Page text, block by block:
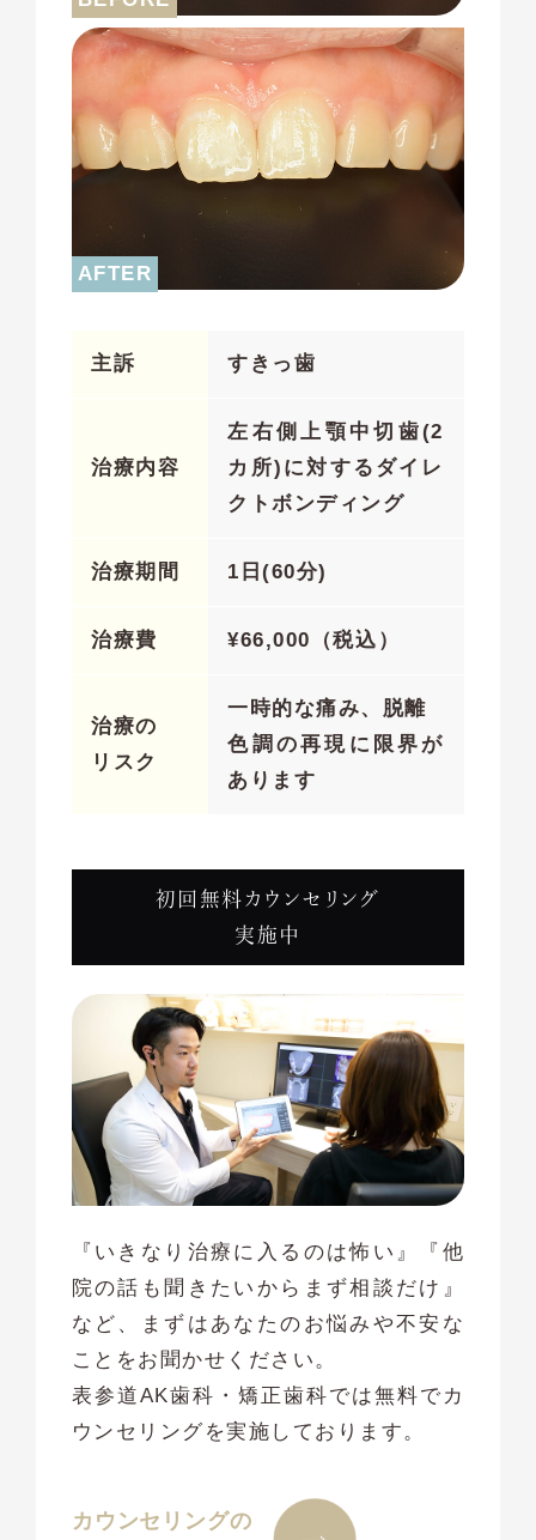
主訴 すきっ歯
治療内容
左右側上顎中切歯(2
カ所)に対するダイレ
クトボンディング
治療期間 1日(60分)
治療費 ¥66,000（税込）
治療の
リスク
一時的な痛み、脱離
色調の再現に限界が
あります
初回無料カウンセリング
実施中
『いきなり治療に入るのは怖い』『他
院の話も聞きたいからまず相談だけ』
など、まずはあなたのお悩みや不安な
ことをお聞かせください。
表参道AK歯科・矯正歯科では無料でカ
ウンセリングを実施しております。
カウンセリングの